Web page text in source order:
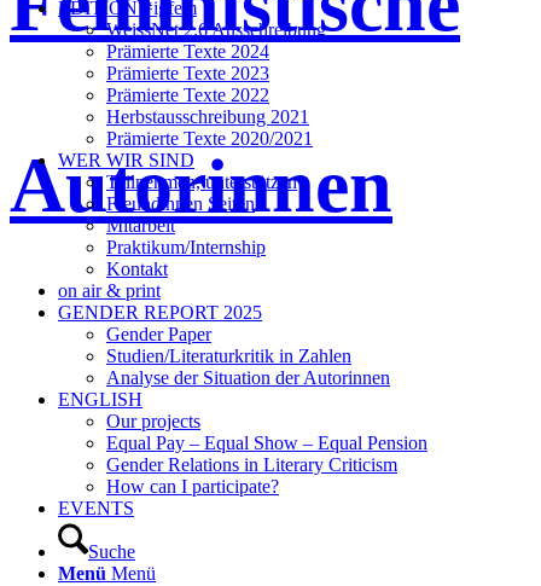
Autorinnen
EDITION ≠igfem
WeissNet 2.6 Ausschreibung
Prämierte Texte 2024
Prämierte Texte 2023
Prämierte Texte 2022
Herbstausschreibung 2021
Prämierte Texte 2020/2021
WER WIR SIND
Teilnehmen, unterstützen
Freundinnen Seiten
Mitarbeit
Praktikum/Internship
Kontakt
on air & print
GENDER REPORT 2025
Gender Paper
Studien/Literaturkritik in Zahlen
Analyse der Situation der Autorinnen
ENGLISH
Our projects
Equal Pay – Equal Show – Equal Pension
Gender Relations in Literary Criticism
How can I participate?
EVENTS
Suche
Menü Menü